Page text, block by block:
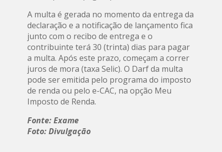
A multa é gerada no momento da entrega da
declaração e a notificação de lançamento fica
junto com o recibo de entrega e o
contribuinte terá 30 (trinta) dias para pagar
a multa. Após este prazo, começam a correr
juros de mora (taxa Selic). O Darf da multa
pode ser emitida pelo programa do imposto
de renda ou pelo e-CAC, na opção Meu
Imposto de Renda.
Fonte: Exame
Foto: Divulgação